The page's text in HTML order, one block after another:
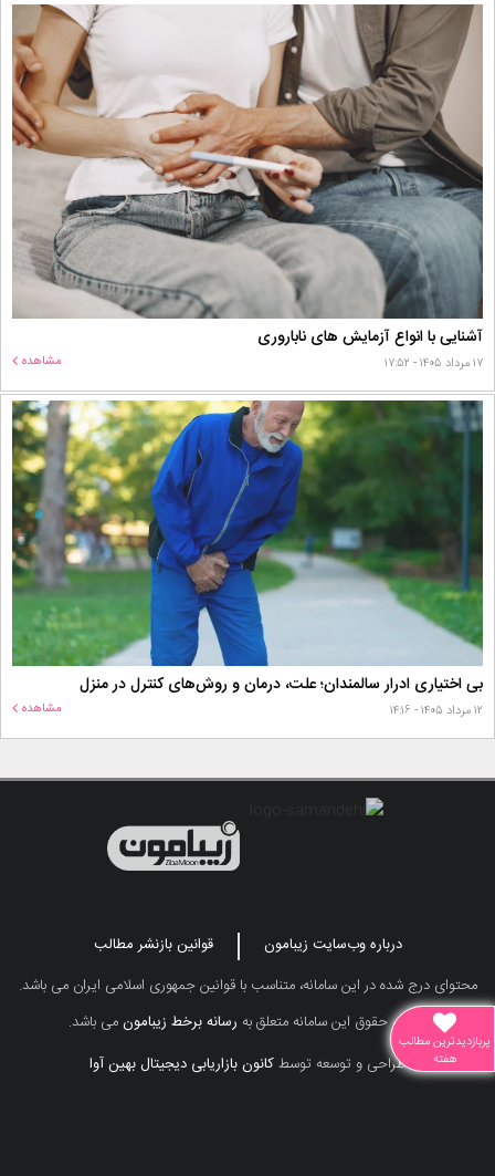
آشنایی با انواع آزمایش های ناباروری
۱۷ مرداد ۱۴۰۵ - ۱۷:۵۲ مشاهده
بی اختیاری ادرار سالمندان؛ علت، درمان و روش‌های کنترل در منزل
۱۲ مرداد ۱۴۰۵ - ۱۴:۱۶ مشاهده
درباره وب‌سایت زیبامون
قوانین بازنشر مطالب
محتوای درج شده در این سامانه، متناسب با قوانین جمهوری اسلامی ایران می باشد.
تمامی حقوق این سامانه متعلق به رسانه برخط زیبامونمی باشد.
طراحی و توسعه توسطکانون بازاریابی دیجیتال بهین آوا
پربازدیدترین مطالب
هفته